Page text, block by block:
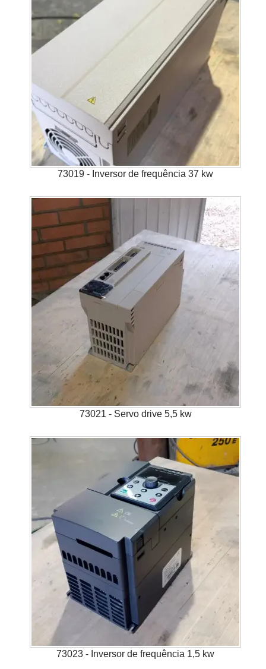
73019 - Inversor de frequência 37 kw
73021 - Servo drive 5,5 kw
73023 - Inversor de frequência 1,5 kw